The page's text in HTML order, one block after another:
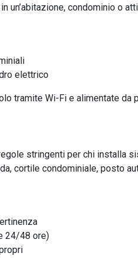
un’abitazione, condominio o
elettrico
tramite Wi-Fi e alimentate da
stringenti per chi installa
cortile condominiale, posto
24/48 ore)